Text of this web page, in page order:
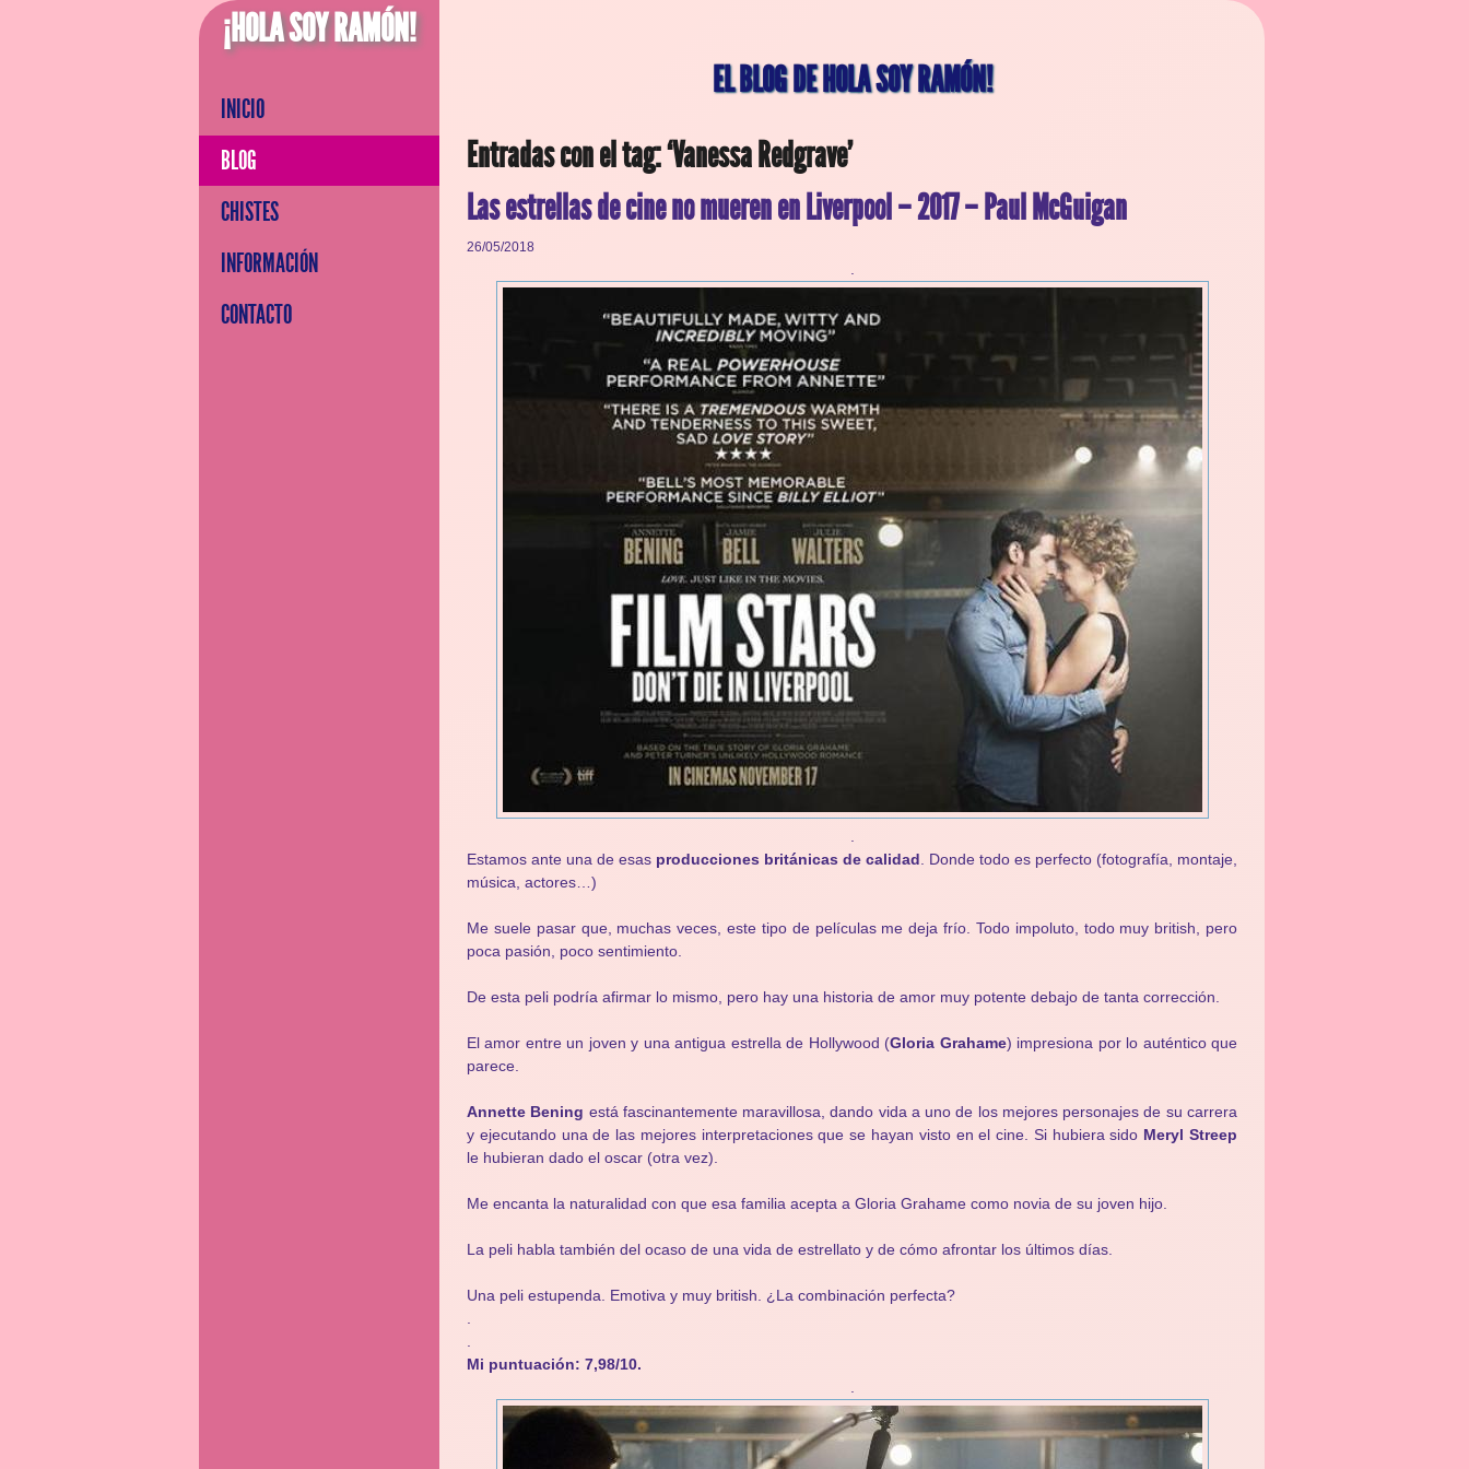
¡HOLA SOY RAMÓN!
INICIO
BLOG
CHISTES
INFORMACIÓN
CONTACTO
EL BLOG DE HOLA SOY RAMÓN!
Entradas con el tag: ‘Vanessa Redgrave’
Las estrellas de cine no mueren en Liverpool – 2017 – Paul McGuigan
26/05/2018
Estamos ante una de esas producciones británicas de calidad . Donde todo es perfecto (fotografía, montaje,
música, actores…)
Me suele pasar que, muchas veces, este tipo de películas me deja frío. Todo impoluto, todo muy british, pero
poca pasión, poco sentimiento.
De esta peli podría afirmar lo mismo, pero hay una historia de amor muy potente debajo de tanta corrección.
El amor entre un joven y una antigua estrella de Hollywood (Gloria Grahame) impresiona por lo auténtico que
parece.
Annette Bening está fascinantemente maravillosa, dando vida a uno de los mejores personajes de su carrera
y ejecutando una de las mejores interpretaciones que se hayan visto en el cine. Si hubiera sido Meryl Streep
le hubieran dado el oscar (otra vez).
Me encanta la naturalidad con que esa familia acepta a Gloria Grahame como novia de su joven hijo.
La peli habla también del ocaso de una vida de estrellato y de cómo afrontar los últimos días.
Una peli estupenda. Emotiva y muy british. ¿La combinación perfecta?
Mi puntuación: 7,98/10.